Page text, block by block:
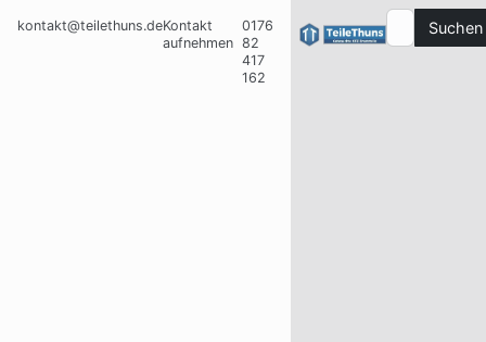
kontakt@teilethuns.deKontakt
aufnehmen
0176
82
417
162
Suchen